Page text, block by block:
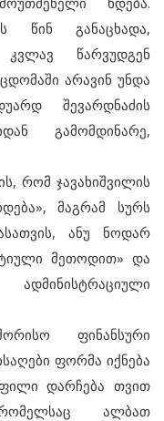
წინ განაცხადა,
კვლავ წარვუდგენ
არავინ უნდა
შევარდნაძის
გამომდინარე,
რომ ჯავახიშვილის
მაგრამ სურს
ანუ ნოდარ
მეთოდით» და
ფინანსური
ფორმა იქნება
დარჩება თვით
ალბათ